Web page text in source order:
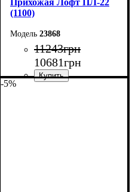
(1100)
23868
11243грн
10681грн
-5%